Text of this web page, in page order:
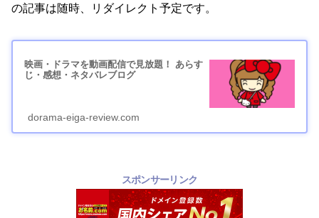
の記事は随時、リダイレクト予定です。
映画・ドラマを動画配信で見放題！ あらす
じ・感想・ネタバレブログ
dorama-eiga-review.com
スポンサーリンク